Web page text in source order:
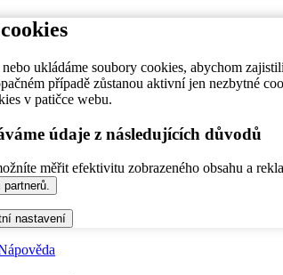
ukládáme soubory cookies, abychom
případě zůstanou aktivní jen nezbytné
v patičce webu.
údaje z následujících důvodů
měřit efektivitu zobrazeného obsahu a
partnerů.
nastavení